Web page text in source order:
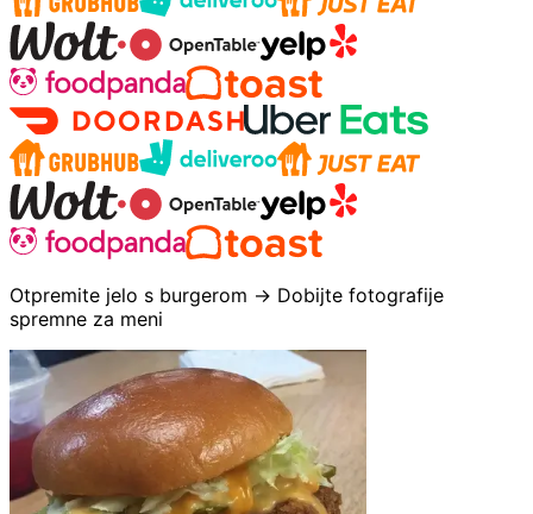
Otpremite jelo s burgerom → Dobijte fotografije
spremne za meni